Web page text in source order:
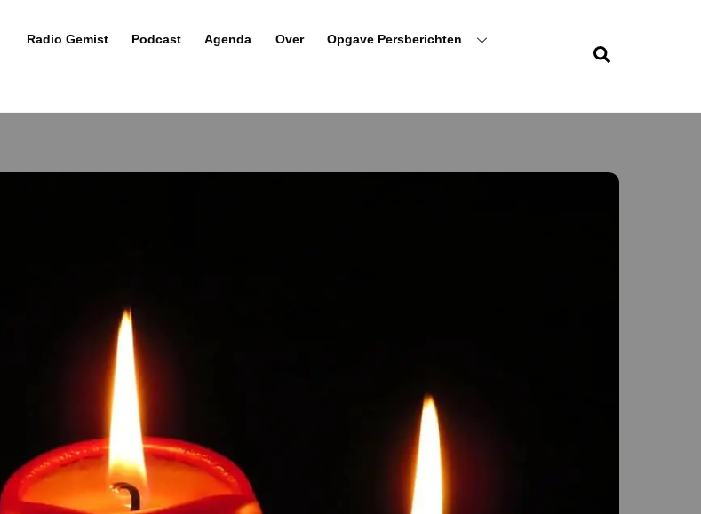
Radio Gemist Podcast Agenda Over Opgave Persberichten